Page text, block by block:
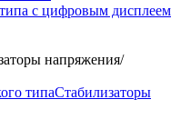
с цифровым дисплеем
напряжения/
типаСтабилизаторы